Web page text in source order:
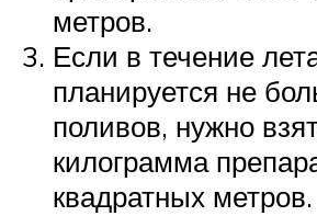
метров.
Если в течение
планируется не
поливов, нужно
килограмма
квадратных метров.